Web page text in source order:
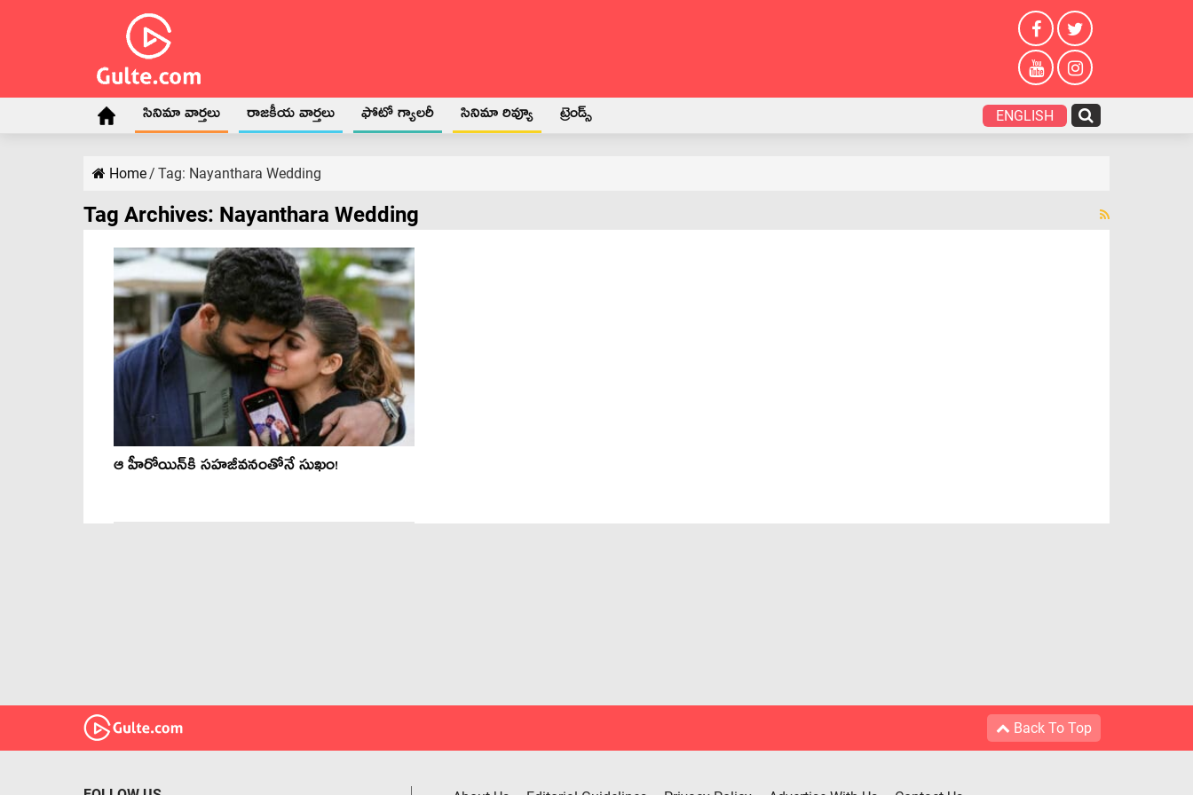
సినిమా వార్తలు రాజకీయ వార్తలు ఫోటో గ్యాలరీ సినిమా రివ్యూ ట్రెండ్స్ ENGLISH
Home/ Tag: Nayanthara Wedding
Tag Archives: Nayanthara Wedding
ఆ హీరోయిన్‍కి సహజీవనంతోనే సుఖం!
Back To Top